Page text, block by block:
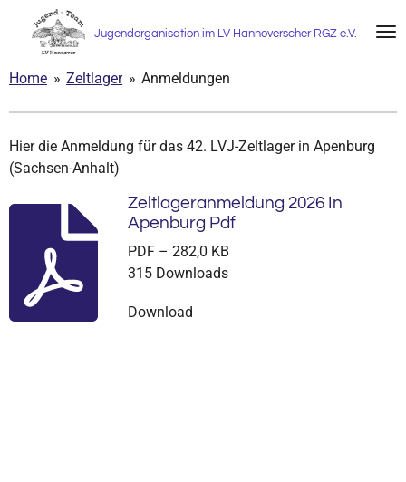
Zum
Hauptinhalt
Jugendorganisation im LV Hannoverscher RGZ e.V.
Home » Zeltlager » Anmeldungen
Hier die Anmeldung für das 42. LVJ-Zeltlager in Apenburg
(Sachsen-Anhalt)
Zeltlageranmeldung 2026 In
Apenburg Pdf
PDF – 282,0 KB
315 Downloads
Download